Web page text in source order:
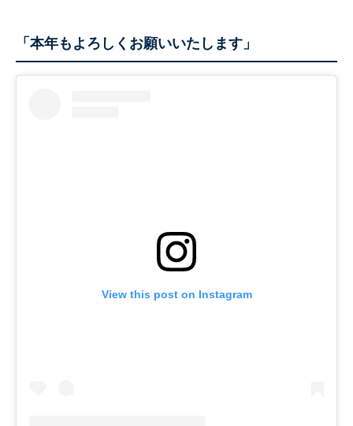
「本年もよろしくお願いいたします」
View this post on Instagram